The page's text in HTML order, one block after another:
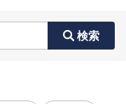
検索